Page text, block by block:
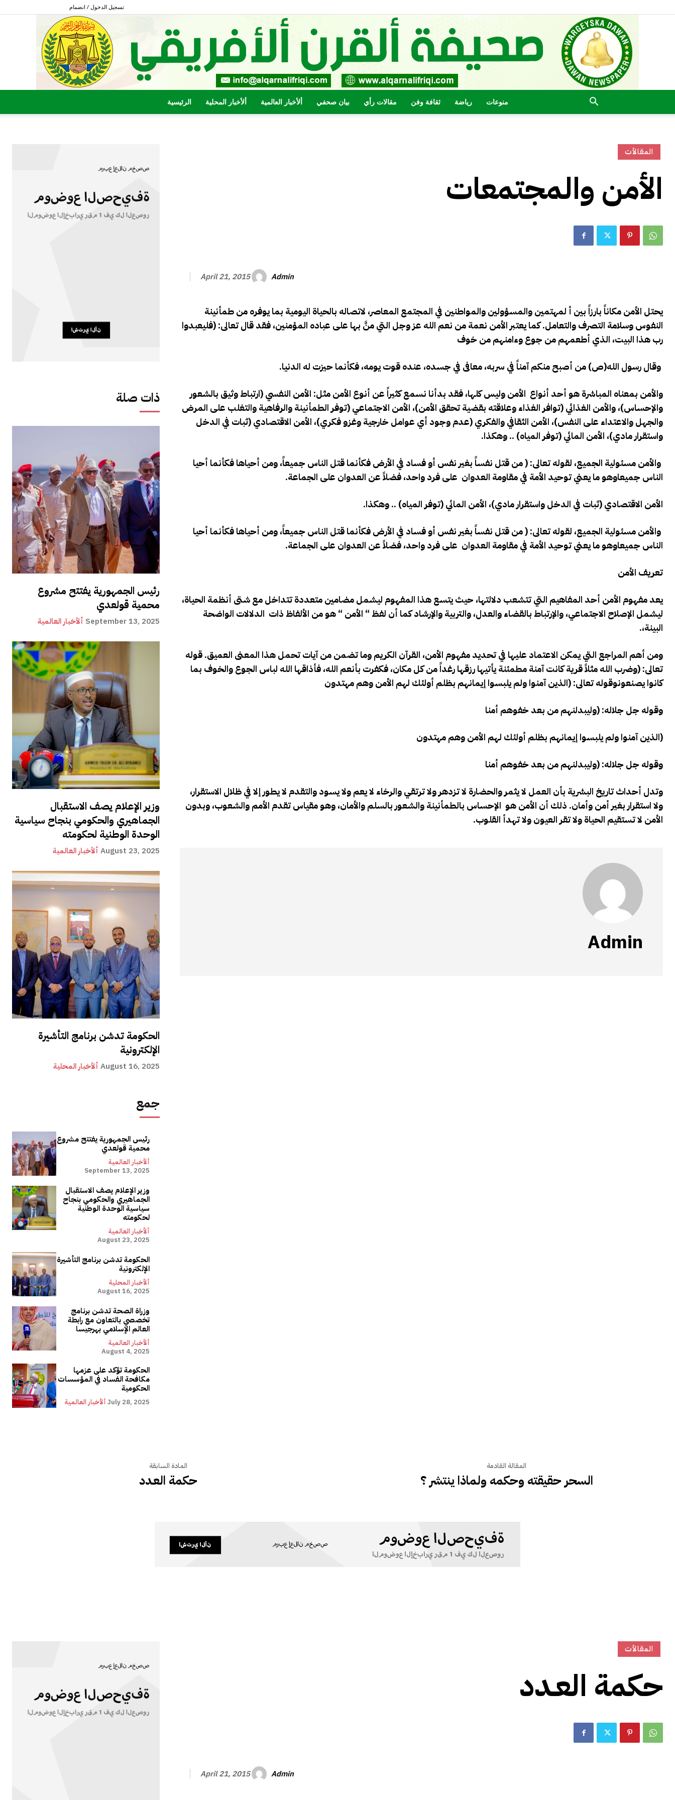
تسجيل الدخول / انضمام
الرئيسية ألأخبار المحلية ألأخبار العالمية بيان صحفي مقالات رأي ثقافة وفن رياضة منوعات
ذات صلة
رئيس الجمهورية يفتتح مشروع
محمية قولعدي
ألأخبار العالمية September 13, 2025
وزير الإعلام يصف الاستقبال
الجماهيري والحكومي بنجاح سياسية
الوحدة الوطنية لحكومته
ألأخبار العالمية August 23, 2025
الحكومة تدشن برنامج التأشيرة
الإلكترونية
ألأخبار المحلية August 16, 2025
جمع
رئيس الجمهورية يفتتح مشروع
محمية قولعدي
ألأخبار العالمية
September 13, 2025
وزير الإعلام يصف الاستقبال
الجماهيري والحكومي بنجاح
سياسية الوحدة الوطنية
لحكومته
ألأخبار العالمية
August 23, 2025
الحكومة تدشن برنامج التأشيرة
الإلكترونية
ألأخبار المحلية
August 16, 2025
وزراة الصحة تدشن برنامج
تخصصي بالتعاون مع رابطة
العالم الإسلامي بهرجيسا
ألأخبار العالمية
August 4, 2025
الحكومة تؤكد على عزمها
مكافحة الفساد في المؤسسات
الحكومية
ألأخبار العالمية July 28, 2025
المقالأت
الأمن والمجتمعات
April 21, 2015 Admin
يحتل الأمن مكاناً بارزاً بين أ لمهتمين والمسؤولين والمواطنين في المجتمع المعاصر، لاتصاله بالحياة اليومية بما يوفره من طمأنينة
النفوس وسلامة التصرف والتعامل. كما يعتبر الأمن نعمة من نعم الله عز وجل التي منَّ بها على عباده المؤمنين، فقد قال تعالى: (فليعبدوا
رب هذا البيت، الذي أطعمهم من جوع وءامنهم من خوف
وقال رسول الله(ص) من أصبح منكم آمناً في سربه، معافى في جسده، عنده قوت يومه، فكأنما حيزت له الدنيا.
والأمن بمعناه المباشرة هو أحد أنواع الأمن وليس كلها، فقد بدأنا نسمع كثيراً عن أنوع الأمن مثل: الأمن النفسي (ارتباط وثيق بالشعور
والإحساس)، والأمن الغذائي (توافر الغذاء وعلاقته بقضية تحقق الأمن)، الأمن الاجتماعي (توفر الطمأنينة والرفاهية والتغلب على المرض
والجهل والاعتداء على النفس)، الأمن الثقافي والفكري (عدم وجود أي عوامل خارجية وغزو فكري)، الأمن الاقتصادي (ثبات في الدخل
واستقرار مادي)، الأمن المائي (توفر المياه) .. وهكذا.
والأمن مسئولية الجميع، لقوله تعالى: ( من قتل نفساً بغير نفس أو فساد في الأرض فكأنما قتل الناس جميعاً، ومن أحياها فكأنما أحيا
الناس جميعاوهو ما يعني توحيد الأمة في مقاومة العدوان على فرد واحد، فضلاً عن العدوان على الجماعة.
الأمن الاقتصادي (ثبات في الدخل واستقرار مادي)، الأمن المائي (توفر المياه) .. وهكذا.
والأمن مسئولية الجميع، لقوله تعالى: ( من قتل نفساً بغير نفس أو فساد في الأرض فكأنما قتل الناس جميعاً، ومن أحياها فكأنما أحيا
الناس جميعاوهو ما يعني توحيد الأمة في مقاومة العدوان على فرد واحد، فضلاً عن العدوان على الجماعة.
تعريف الأمن
يعد مفهوم الأمن أحد المفاهيم التي تتشعب دلالتها، حيث يتسع هذا المفهوم ليشمل مضامين متعددة تتداخل مع شتى أنظمة الحياة،
ليشمل الإصلاح الاجتماعي، والإرتباط بالقضاء والعدل، والتربية والإرشاد كما أن لفظ “ الأمن “ هو من الألفاظ ذات الدلالات الواضحة
البينة،.
ومن أهم المراجع التي يمكن الاعتماد عليها في تحديد مفهوم الأمن، القرآن الكريم وما تضمن من آيات تحمل هذا المعنى العميق. قوله
تعالى: (وضرب الله مثلاً قرية كانت آمنة مطمئنة يأتيها رزقها رغداً من كل مكان، فكفرت بأنعم الله، فأذاقها الله لباس الجوع والخوف بما
كانوا يصنعونوقوله تعالى: (الذين آمنوا ولم يلبسوا إيمانهم بظلم أولئك لهم الأمن وهم مهتدون
وقوله جل جلاله: (وليبدلنهم من بعد خفوهم أمنا
(الذين آمنوا ولم يلبسوا إيمانهم بظلم أولئك لهم الأمن وهم مهتدون
وقوله جل جلاله: (وليبدلنهم من بعد خفوهم أمنا
وتدل أحداث تاريخ البشرية بأن العمل لا يثمر والحضارة لا تزدهر ولا ترتقي والرخاء لا يعم ولا يسود والتقدم لا يطور إلا في ظلال الاستقرار،
ولا استقرار بغير أمن وأمان. ذلك أن الأمن هو الإحساس بالطمأنينة والشعور بالسلم والأمان، وهو مقياس تقدم الأمم والشعوب، وبدون
الأمن لا تستقيم الحياة ولا تقر العيون ولا تهدأ القلوب.
Admin
المادة السابقة
حكمة العـدد
المقالة القادمة
السحر حقيقته وحكمه ولماذا ينتشر ؟